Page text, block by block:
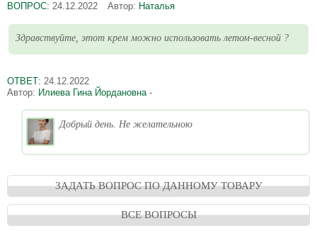
ВОПРОС: 24.12.2022 Автор: Наталья
Здравствуйте, этот крем можно использовать летом-весной ?
ОТВЕТ: 24.12.2022
Автор: Илиева Гина Йордановна-
Добрый день. Не желательною
ЗАДАТЬ ВОПРОС ПО ДАННОМУ ТОВАРУ
ВСЕ ВОПРОСЫ